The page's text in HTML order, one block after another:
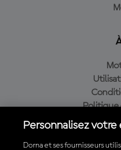
Politique
Personnalisez votre
Dorna et ses fournisseurs